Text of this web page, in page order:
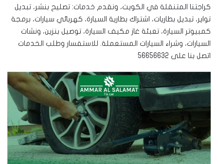
كراجتنا المتنقلة في الكويت، ونقدم خدمات: تصليح بنشر، تبديل
تواير، تبديل بطاريات، اشتراك بطارية السيارة، كهربائي سيارات، برمجة
كمبيوتر السيارة، تعبئة غاز مكيف السيارة، توصيل بنزين، ونشات
السيارات، وشراء السيارات المستعملة. للاستفسار وطلب الخدمات
اتصل بنا على 56656632